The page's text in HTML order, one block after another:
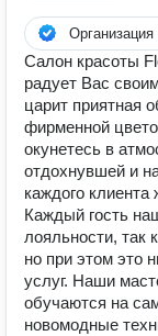
Организация
Салон красоты
радует Вас
царит приятная
фирменной
окунетесь в
отдохнувшей и
каждого
Каждый гость
лояльности, так
но при этом это
услуг. Наши
обучаются на
новомодные